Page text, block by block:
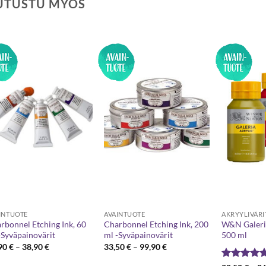
MYÖS
Etching Ink, 60
€ – 38,90€Hintaluokka:
AVAINTUOTE
Charbonnel Etching Ink, 200
ml -Syväpainovärit
33,50€ – 99,90€Hintaluokka:
W&N
500 ml